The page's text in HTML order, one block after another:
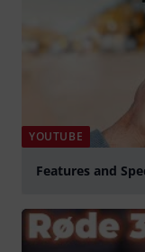
YOUTUBE
Features and